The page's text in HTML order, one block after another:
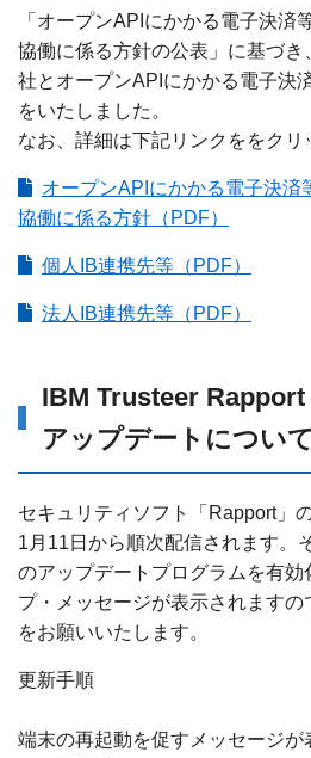
「オープンAPIにかかる電子決済
協働に係る方針の公表」に基づ
社とオープンAPIにかかる電子決
をいたしました。
なお、詳細は下記リンクををクリ
オープンAPIにかかる電子決済
協働に係る方針（PDF）
個人IB連携先等（PDF）
法人IB連携先等（PDF）
IBM Trusteer
アップデートについ
セキュリティソフト「Rapport」
1月11日から順次配信されます。
のアップデートプログラムを有効
プ・メッセージが表示されます
をお願いいたします。
更新手順
端末の再起動を促すメッセージ